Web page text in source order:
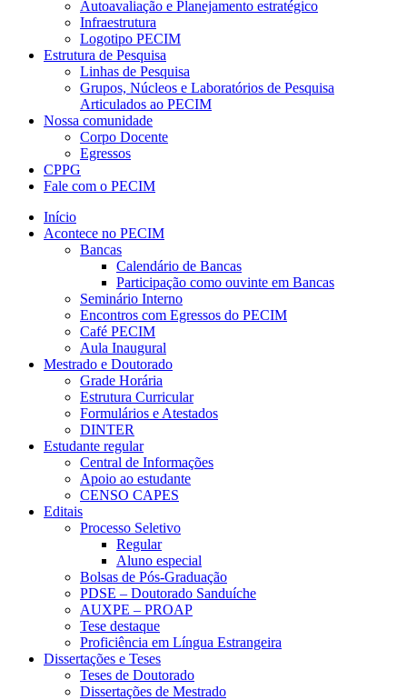
Autoavaliação e Planejamento estratégico
Infraestrutura
Logotipo PECIM
Estrutura de Pesquisa
Linhas de Pesquisa
Grupos, Núcleos e Laboratórios de Pesquisa
Articulados ao PECIM
Nossa comunidade
Corpo Docente
Egressos
CPPG
Fale com o PECIM
Início
Acontece no PECIM
Bancas
Calendário de Bancas
Participação como ouvinte em Bancas
Seminário Interno
Encontros com Egressos do PECIM
Café PECIM
Aula Inaugural
Mestrado e Doutorado
Grade Horária
Estrutura Curricular
Formulários e Atestados
DINTER
Estudante regular
Central de Informações
Apoio ao estudante
CENSO CAPES
Editais
Processo Seletivo
Regular
Aluno especial
Bolsas de Pós-Graduação
PDSE – Doutorado Sanduíche
AUXPE – PROAP
Tese destaque
Proficiência em Língua Estrangeira
Dissertações e Teses
Teses de Doutorado
Dissertações de Mestrado